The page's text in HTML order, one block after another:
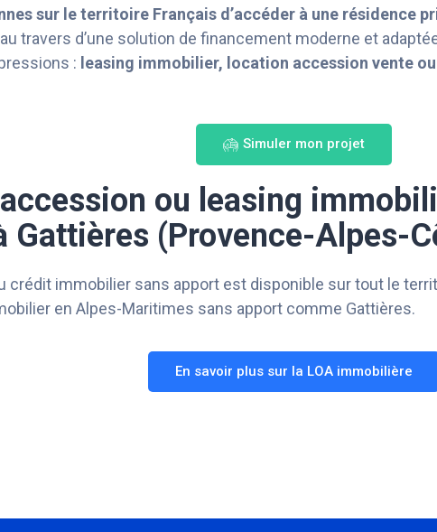
sur le territoire Français d’accéder à une résidence
travers d’une solution de financement moderne et
: leasing immobilier, location accession vente
Simuler mon projet
ou leasing
Gattières (Provence-Alpes-
crédit immobilier sans apport est disponible sur tout le
en Alpes-Maritimes sans apport comme Gattières.
En savoir plus sur la LOA immobilière